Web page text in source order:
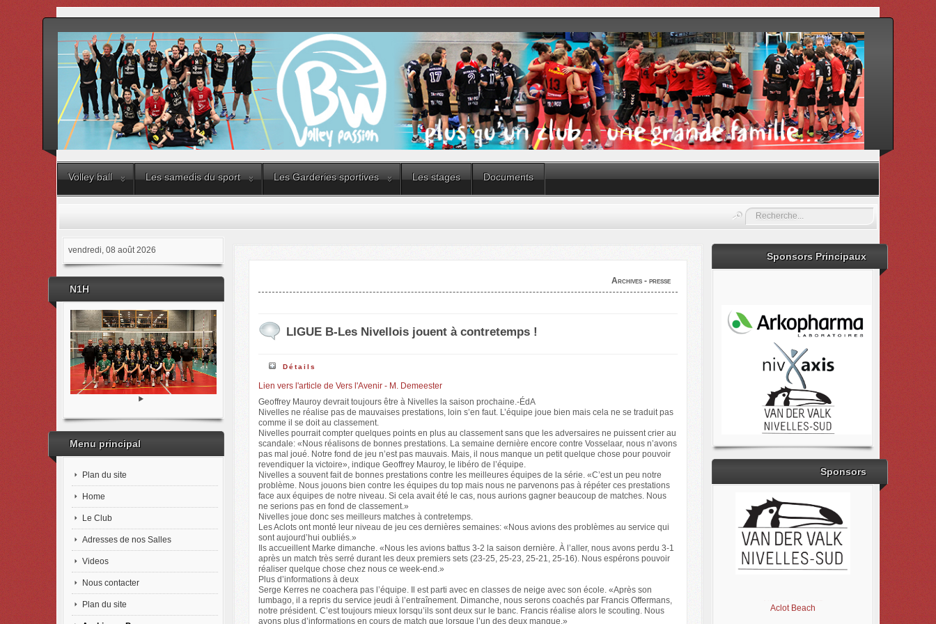
Volley ball Les samedis du sport Les Garderies sportives Les stages Documents
Rechercher
vendredi, 08 août 2026
N1H
Menu principal
Plan du site
Home
Le Club
Adresses de nos Salles
Videos
Nous contacter
Plan du site
Archives - presse
LIGUE B-Les Nivellois jouent à contretemps !
Détails
Lien vers l'article de Vers l'Avenir - M. Demeester
Geoffrey Mauroy devrait toujours être à Nivelles la saison prochaine.-ÉdA
Nivelles ne réalise pas de mauvaises prestations, loin s’en faut. L’équipe joue bien mais cela ne se traduit pas
comme il se doit au classement.
Nivelles pourrait compter quelques points en plus au classement sans que les adversaires ne puissent crier au
scandale: «Nous réalisons de bonnes prestations. La semaine dernière encore contre Vosselaar, nous n’avons
pas mal joué. Notre fond de jeu n’est pas mauvais. Mais, il nous manque un petit quelque chose pour pouvoir
revendiquer la victoire», indique Geoffrey Mauroy, le libéro de l’équipe.
Nivelles a souvent fait de bonnes prestations contre les meilleures équipes de la série. «C’est un peu notre
problème. Nous jouons bien contre les équipes du top mais nous ne parvenons pas à répéter ces prestations
face aux équipes de notre niveau. Si cela avait été le cas, nous aurions gagner beaucoup de matches. Nous
ne serions pas en fond de classement.»
Nivelles joue donc ses meilleurs matches à contretemps.
Les Aclots ont monté leur niveau de jeu ces dernières semaines: «Nous avions des problèmes au service qui
sont aujourd’hui oubliés.»
Ils accueillent Marke dimanche. «Nous les avions battus 3-2 la saison dernière. À l’aller, nous avons perdu 3-1
après un match très serré durant les deux premiers sets (23-25, 25-23, 25-21, 25-16). Nous espérons pouvoir
réaliser quelque chose chez nous ce week-end.»
Plus d’informations à deux
Serge Kerres ne coachera pas l’équipe. Il est parti avec en classes de neige avec son école. «Après son
lumbago, il a repris du service jeudi à l’entraînement. Dimanche, nous serons coachés par Francis Offermans,
notre président. C’est toujours mieux lorsqu’ils sont deux sur le banc. Francis réalise alors le scouting. Nous
avons plus d’informations en cours de match que lorsque l’un des deux manque.»
Sponsors Principaux
Sponsors
Aclot Beach